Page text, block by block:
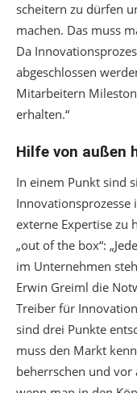
scheitern zu dürfen
machen. Das muss
Da
abgeschlossen
Mitarbeitern
erhalten.“
Hilfe von außen
In einem Punkt sind
Innovationsprozesse
externe Expertise zu
„out of the box“:
im Unternehmen
Erwin Greiml die
Treiber für
sind drei Punkte
muss den Markt
beherrschen und vor